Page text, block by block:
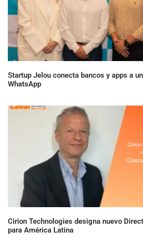
Startup Jelou conecta bancos y apps a
WhatsApp
Cirion Technologies designa nuevo
para América Latina